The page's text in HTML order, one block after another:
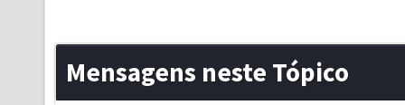
Mensagens neste Tópico